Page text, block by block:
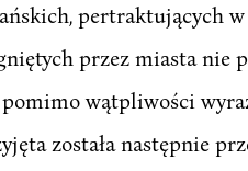
pertraktujących w
przez miasta nie
pomimo wątpliwości
została następnie